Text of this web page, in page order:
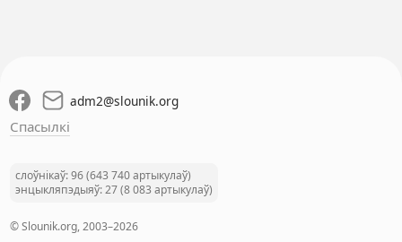
adm2@slounik.org
Спасылкі
слоўнікаў: 96 (643 740 артыкулаў)
энцыкляпэдыяў: 27 (8 083 артыкулаў)
© Slounik.org, 2003–2026